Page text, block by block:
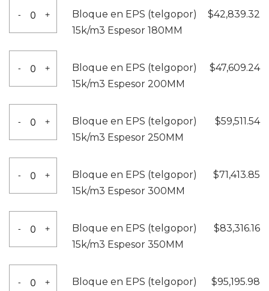
cantidad
15k/m3
Espesor
165MM
cantidad
-
EPS
(telgopor)
15k/m3
Espesor
180MM
cantidad
+
Bloque en EPS (telgopor)
15k/m3 Espesor 180MM
$42,839.32
-
EPS
(telgopor)
15k/m3
Espesor
200MM
cantidad
+
Bloque en EPS (telgopor)
15k/m3 Espesor 200MM
$47,609.24
-
EPS
(telgopor)
15k/m3
Espesor
250MM
cantidad
+
Bloque en EPS (telgopor)
15k/m3 Espesor 250MM
$59,511.54
-
EPS
(telgopor)
15k/m3
Espesor
300MM
cantidad
+
Bloque en EPS (telgopor)
15k/m3 Espesor 300MM
$71,413.85
-
EPS
(telgopor)
15k/m3
+
Bloque en EPS (telgopor)
15k/m3 Espesor 350MM
$83,316.16
- +
Bloque en EPS (telgopor)
$95,195.98